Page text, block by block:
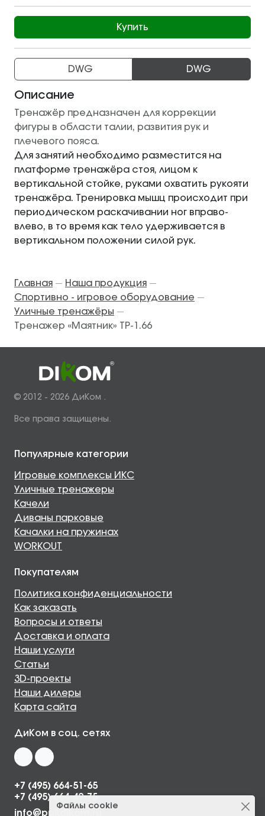
Купить
DWG DWG
Описание
Тренажёр предназначен для коррекции
фигуры в области талии, развития рук и
плечевого пояса.
Для занятий необходимо разместится на
платформе тренажёра стоя, лицом к
вертикальной стойке, руками охватить рукояти
тренажёра. Тренировка мышц происходит при
периодическом раскачивании ног вправо-
влево, в то время как тело удерживается в
вертикальном положении силой рук.
Главная — Наша продукция —
Спортивно - игровое оборудование —
Уличные тренажёры —
Тренажер «Маятник» ТР-1.66
© 2012 - 2026 ДиКом .
Все права защищены.
Файлы cookie
Популярные категории
Игровые комплексы ИКС
Уличные тренажеры
Качели
Диваны парковые
Качалки на пружинах
WORKOUT
Покупателям
Политика конфиденциальности
Как заказать
Вопросы и ответы
Доставка и оплата
Наши услуги
Статьи
3D-проекты
Наши дилеры
Карта сайта
ДиКом в соц. сетях
+7 (495) 664-51-65
+7 (495) 664-49-75
info@ppkdikom.ru